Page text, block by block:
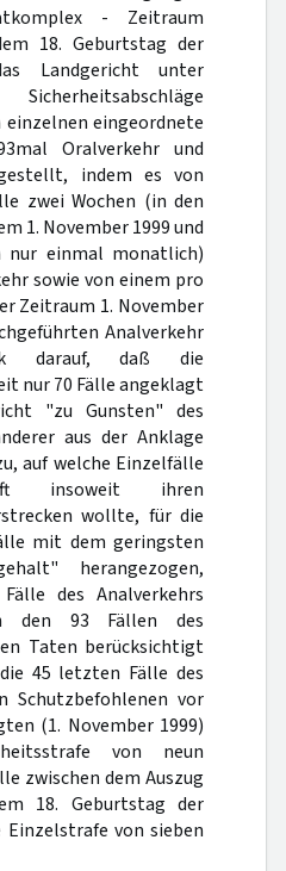
- Zeitraum
18. Geburtstag der
Landgericht unter
eingeordnete
Oralverkehr und
indem es von
zwei Wochen (in den
1. November 1999 und
nur einmal monatlich)
sowie von einem pro
Zeitraum 1. November
Analverkehr
darauf, daß die
nur 70 Fälle angeklagt
"zu Gunsten" des
aus der Anklage
auf welche Einzelfälle
insoweit ihren
wollte, für die
mit dem geringsten
herangezogen,
des Analverkehrs
den 93 Fällen des
Taten berücksichtigt
45 letzten Fälle des
Schutzbefohlenen vor
(1. November 1999)
von neun
zwischen dem Auszug
18. Geburtstag der
Einzelstrafe von sieben